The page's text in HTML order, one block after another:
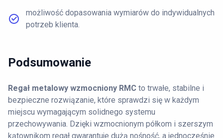
możliwość dopasowania wymiarów do indywidualnych
potrzeb klienta.
Podsumowanie
Regał metalowy wzmocniony RMC to trwałe, stabilne i
bezpieczne rozwiązanie, które sprawdzi się w każdym
miejscu wymagającym solidnego systemu
przechowywania. Dzięki wzmocnionym półkom i szerszym
kątownikom regał gwarantuje dużą nośność, a jednocześnie